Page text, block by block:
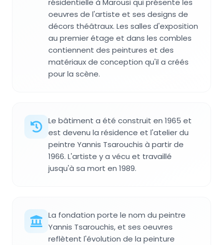
résidentielle à Marousi qui présente les
oeuvres de l'artiste et ses designs de
décors théâtraux. Les salles d'exposition
au premier étage et dans les combles
contiennent des peintures et des
matériaux de conception qu'il a créés
pour la scène.
Le bâtiment a été construit en 1965 et
est devenu la résidence et l'atelier du
peintre Yannis Tsarouchis à partir de
1966. L'artiste y a vécu et travaillé
jusqu'à sa mort en 1989.
La fondation porte le nom du peintre
Yannis Tsarouchis, et ses oeuvres
reflètent l'évolution de la peinture